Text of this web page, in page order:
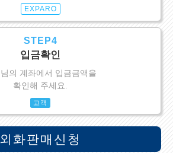
EXPARO
STEP4
입금확인
의 계좌에서 입금금액을
확인해 주세요.
고객
외화판매신청